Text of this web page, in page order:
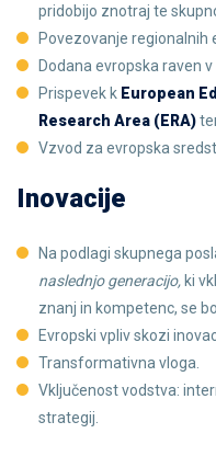
pridobijo znotraj te
Povezovanje regionalnih
Dodana evropska raven
Prispevek k European
Research Area (ERA)
Vzvod za evropska
Inovacije
Na podlagi skupnega
naslednjo generacijo, ki
znanj in kompetenc, se
Evropski vpliv skozi
Transformativna vloga.
Vključenost vodstva:
strategij.